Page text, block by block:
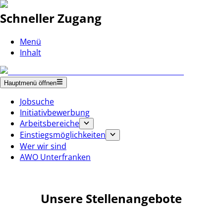
Schneller Zugang
Menü
Inhalt
Hauptmenü öffnen
Jobsuche
Initiativbewerbung
Arbeitsbereiche
Einstiegsmöglichkeiten
Wer wir sind
AWO Unterfranken
Unsere Stellenangebote